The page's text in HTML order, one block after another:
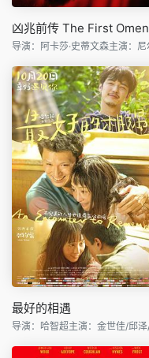
凶兆前传 The First Omen
最好的相遇